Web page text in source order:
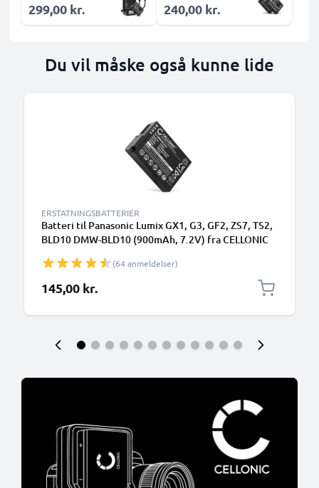
299,00 kr. 240,00 kr.
Du vil måske også kunne lide
ERSTATNINGSBATTERIER
Batteri til Panasonic Lumix GX1, G3, GF2, ZS7, TS2,
BLD10 DMW-BLD10 (900mAh, 7.2V) fra CELLONIC
(64 anmeldelser)
145,00 kr.